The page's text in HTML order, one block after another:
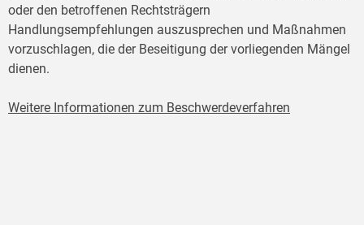
oder den betroffenen Rechtsträgern
Handlungsempfehlungen auszusprechen und Maßnahmen
vorzuschlagen, die der Beseitigung der vorliegenden Mängel
dienen.
Weitere Informationen zum Beschwerdeverfahren